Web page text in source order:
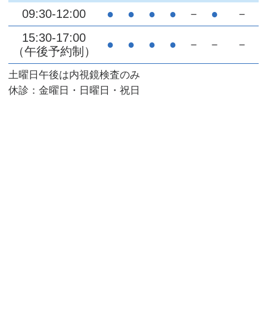
土曜日午後は内視鏡検査のみ
休診：金曜日・日曜日・祝日
09:30-12:00
● ● ● ● － ●
－
15:30-17:00
（午後予約制）
● ● ● ● － － －